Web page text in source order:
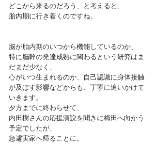
どこから来るのだろう、と考えると、
胎内期に行き着くのですね。
脳が胎内期のいつから機能しているのか、
特に脳幹の発達成熟に関わるという研究はま
だまだ少なく、
心がいつ生まれるのか、自己認識に身体接触
が及ぼす影響などからも、丁寧に追いかけて
いきます。
夕方までに終わらせて、
内田樹さんの応援演説を聞きに梅田へ向かう
予定でしたが、
急遽実家へ帰ることに。